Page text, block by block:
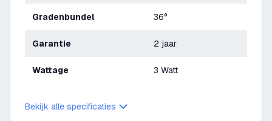
Gradenbundel 36°
Garantie 2 jaar
Wattage 3 Watt
Bekijk alle specificaties